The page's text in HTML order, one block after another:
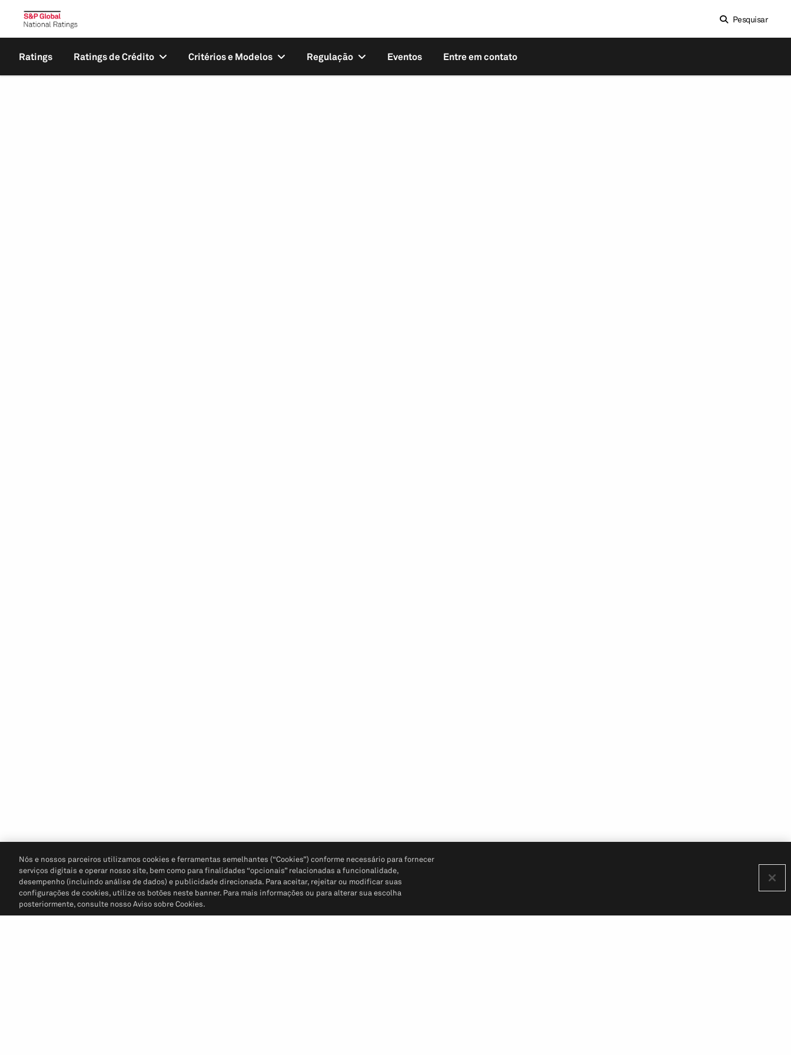
Pesquisar
Ratings Ratings de Crédito Critérios e Modelos Regulação Eventos Entre em contato
Nós e nossos parceiros utilizamos cookies e ferramentas semelhantes (“Cookies”) conforme necessário para fornecer
serviços digitais e operar nosso site, bem como para finalidades “opcionais” relacionadas a funcionalidade,
desempenho (incluindo análise de dados) e publicidade direcionada. Para aceitar, rejeitar ou modificar suas
configurações de cookies, utilize os botões neste banner. Para mais informações ou para alterar sua escolha
posteriormente, consulte nosso Aviso sobre Cookies.